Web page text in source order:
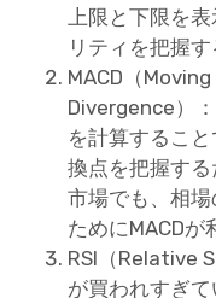
上限と下限を
リティを把握す
MACD（
Divergence）
を計算するこ
換点を把握す
市場でも、相
ためにMACDが
RSI（Relative
が買われすぎ